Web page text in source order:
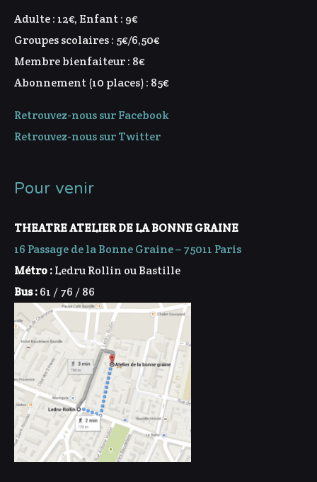
Adulte : 12€, Enfant : 9€
Groupes scolaires : 5€/6,50€
Membre bienfaiteur : 8€
Abonnement (10 places) : 85€
Retrouvez-nous sur Facebook
Retrouvez-nous sur Twitter
Pour venir
THEATRE ATELIER DE LA BONNE GRAINE
16 Passage de la Bonne Graine – 75011 Paris
Métro :Ledru Rollin ou Bastille
Bus :61 / 76 / 86